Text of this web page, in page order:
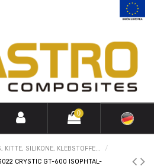
0
KITTE, SILIKONE, KLEBSTOFFE...
CRYSTIC GT-600 ISOPHTAL-